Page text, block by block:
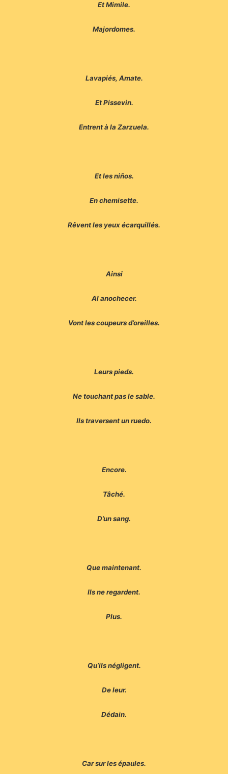
Et Mimile.
Majordomes.
Lavapiés, Amate.
Et Pissevin.
Entrent à la Zarzuela.
Et les niños.
En chemisette.
Rêvent les yeux écarquillés.
Ainsi
Al anochecer.
Vont les coupeurs d’oreilles.
Leurs pieds.
Ne touchant pas le sable.
Ils traversent un ruedo.
Encore.
Tâché.
D’un sang.
Que maintenant.
Ils ne regardent.
Plus.
Qu’ils négligent.
De leur.
Dédain.
Car sur les épaules.